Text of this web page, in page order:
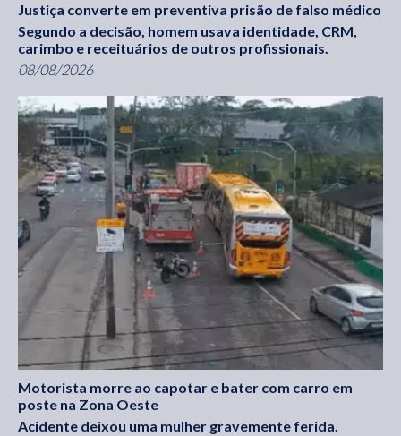
Justiça converte em preventiva prisão de falso médico
Segundo a decisão, homem usava identidade, CRM,
carimbo e receituários de outros profissionais.
08/08/2026
Motorista morre ao capotar e bater com carro em
poste na Zona Oeste
Acidente deixou uma mulher gravemente ferida.